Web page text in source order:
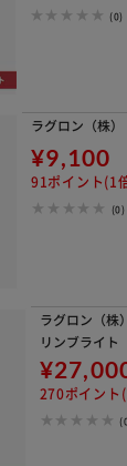
(0)
ラグロン（株
¥9,100
91ポイント(1
(0)
ラグロン（株
リンブライト
270ポイント